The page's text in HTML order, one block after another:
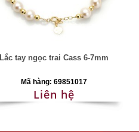
Lắc tay ngọc trai Cass 6-7mm
Mã hàng: 69851017
Liên hệ